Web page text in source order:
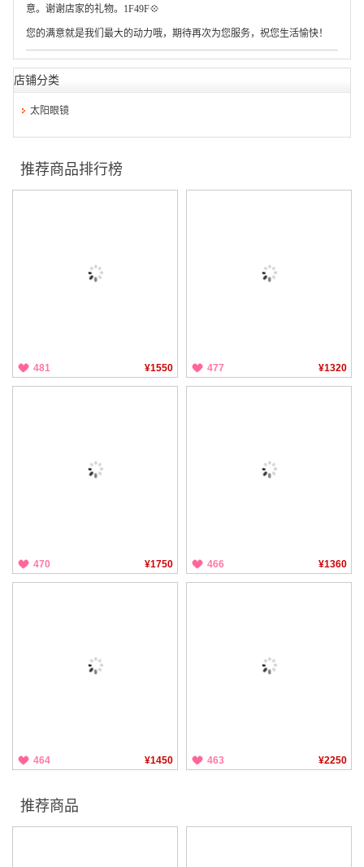
意。谢谢店家的礼物。1F49F💠
您的满意就是我们最大的动力哦，期待再次为您服务，祝您生活愉快！
店铺分类
太阳眼镜
推荐商品排行榜
481 ¥1550 477 ¥1320
470 ¥1750 466 ¥1360
464 ¥1450 463 ¥2250
推荐商品